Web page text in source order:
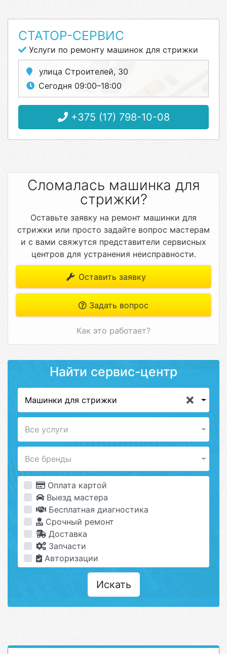
СТАТОР-СЕРВИС
Услуги по ремонту машинок для стрижки
улица Строителей, 30
Сегодня 09:00–18:00
+375 (17) 798-10-08
Сломалась машинка для
стрижки?
Оставьте заявку на ремонт машинки для
стрижки или просто задайте вопрос мастерам
и с вами свяжутся представители сервисных
центров для устранения неисправности.
Оставить заявку
Задать вопрос
Как это работает?
Найти сервис-центр
Машинки для стрижки
Все услуги
Все бренды
Оплата картой
Выезд мастера
Бесплатная диагностика
Срочный ремонт
Доставка
Запчасти
Авторизации
Искать